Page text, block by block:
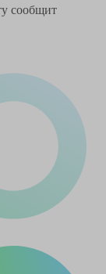
сообщит